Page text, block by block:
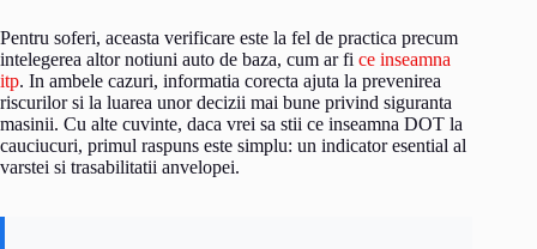
Pentru soferi, aceasta verificare este la fel de practica precum
intelegerea altor notiuni auto de baza, cum ar fi ce inseamna
itp. In ambele cazuri, informatia corecta ajuta la prevenirea
riscurilor si la luarea unor decizii mai bune privind siguranta
masinii. Cu alte cuvinte, daca vrei sa stii ce inseamna DOT la
cauciucuri, primul raspuns este simplu: un indicator esential al
varstei si trasabilitatii anvelopei.